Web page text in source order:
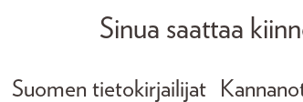
Sinua saattaa
Suomen tietokirjailijat